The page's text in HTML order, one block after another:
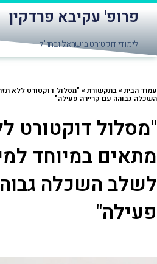
פרופ' עקיבא פרדקין
לימודי דוקטורט בישראל ובחו"ל
הבית» בתקשורת» "מסלול דוקטורט ללא
גבוהה עם קריירה פעילה"
דוקטורט
במיוחד
השכלה